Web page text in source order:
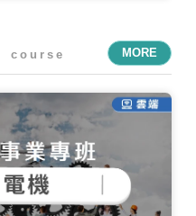
course MORE